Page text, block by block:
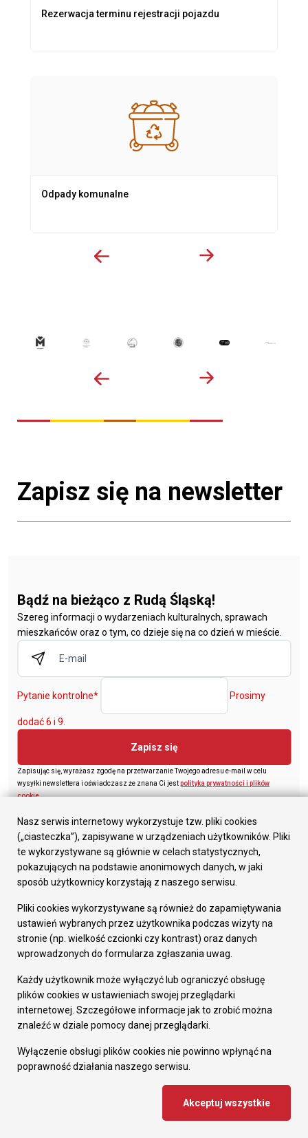
Rezerwacja terminu rejestracji pojazdu
Odpady komunalne
Zapisz się na newsletter
Bądź na bieżąco z Rudą Śląską!
Szereg informacji o wydarzeniach kulturalnych, sprawach
mieszkańców oraz o tym, co dzieje się na co dzień w mieście.
Pytanie kontrolne* Prosimy
dodać 6 i 9.
Zapisz się
Zapisując się, wyrażasz zgodę na przetwarzanie Twojego adresu e-mail w celu
wysyłki newslettera i oświadczasz że znana Ci jestpolityka prywatności i plików
cookie.
Urząd Miasta Ruda Śląska
pl. Jana Pawła II 6, 41-709 Ruda Śląska
tel. (+48 32) 244 90 00
fax (+48 32) 248 73 48
e-mail: urzad@ruda-sl.pl
Ważne informacje
Jakość powietrza
Centrum Zarządzania Kryzysowego
Nasz serwis internetowy wykorzystuje tzw. pliki cookies
(„ciasteczka”), zapisywane w urządzeniach użytkowników. Pliki
te wykorzystywane są głównie w celach statystycznych,
pokazujących na podstawie anonimowych danych, w jaki
sposób użytkownicy korzystają z naszego serwisu.
Pliki cookies wykorzystywane są również do zapamiętywania
ustawień wybranych przez użytkownika podczas wizyty na
stronie (np. wielkość czcionki czy kontrast) oraz danych
wprowadzonych do formularza zgłaszania uwag.
Każdy użytkownik może wyłączyć lub ograniczyć obsługę
plików cookies w ustawieniach swojej przeglądarki
internetowej. Szczegółowe informacje jak to zrobić można
znaleźć w dziale pomocy danej przeglądarki.
Wyłączenie obsługi plików cookies nie powinno wpłynąć na
poprawność działania naszego serwisu.
Akceptuj wszystkie